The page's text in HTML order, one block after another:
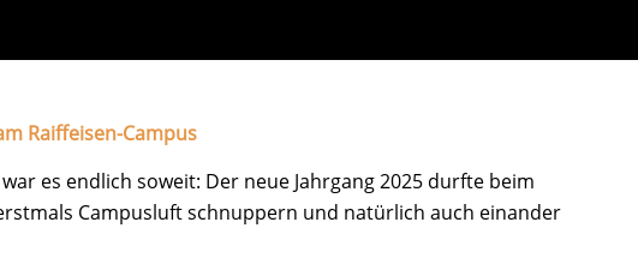
Raiffeisen-Campus
war es endlich soweit: Der neue Jahrgang 2025 durfte beim
Campusluft schnuppern und natürlich auch einander